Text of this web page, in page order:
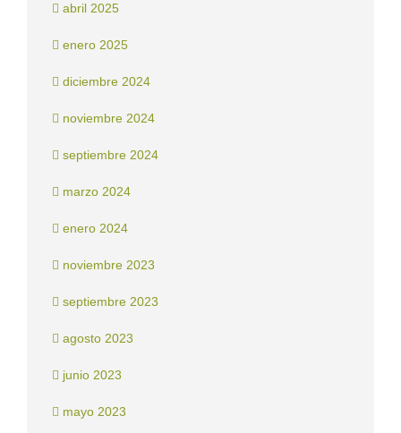
abril 2025
enero 2025
diciembre 2024
noviembre 2024
septiembre 2024
marzo 2024
enero 2024
noviembre 2023
septiembre 2023
agosto 2023
junio 2023
mayo 2023